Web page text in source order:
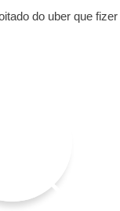
do uber que